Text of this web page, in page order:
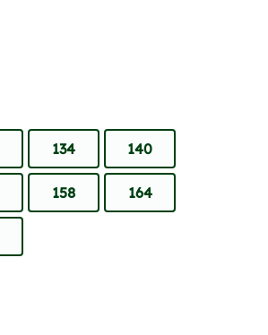
134 140
158 164